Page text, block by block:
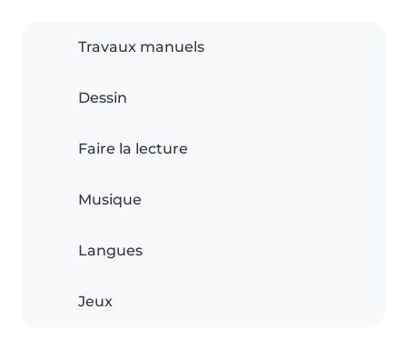
Travaux manuels
Dessin
Faire la lecture
Musique
Langues
Jeux